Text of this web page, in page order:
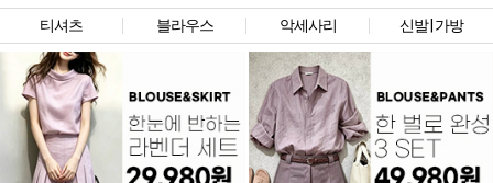
티셔츠
블라우스 악세사리 신발 | 가방